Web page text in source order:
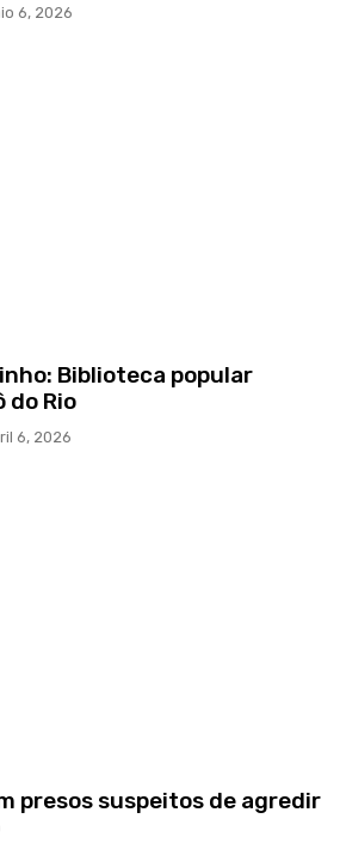
6, 2026
Biblioteca popular
do Rio
6, 2026
presos suspeitos de agredir